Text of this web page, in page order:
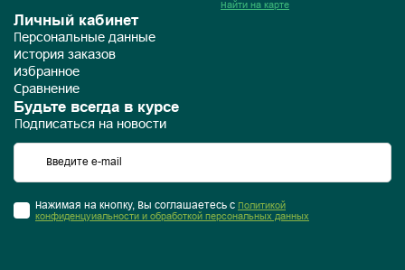
Найти на карте
Личный кабинет
Персональные данные
История заказов
Избранное
Сравнение
Будьте всегда в курсе
Подписаться на новости
Нажимая на кнопку, Вы соглашаетесь с Политикой
конфиденцуиальности и обработкой персональных данных